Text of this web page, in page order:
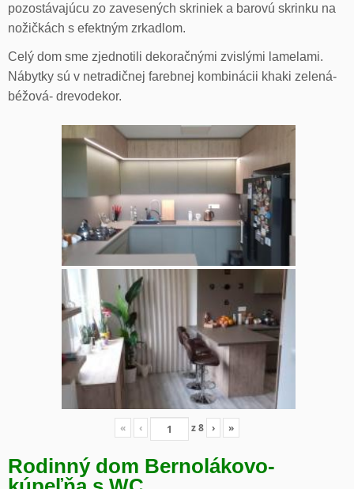
pozostávajúcu zo zavesených skriniek a barovú skrinku na
nožičkách s efektným zrkadlom.
Celý dom sme zjednotili dekoračnými zvislými lamelami.
Nábytky sú v netradičnej farebnej kombinácii khaki zelená-
béžová- drevodekor.
« ‹ z8 › »
Rodinný dom Bernolákovo-